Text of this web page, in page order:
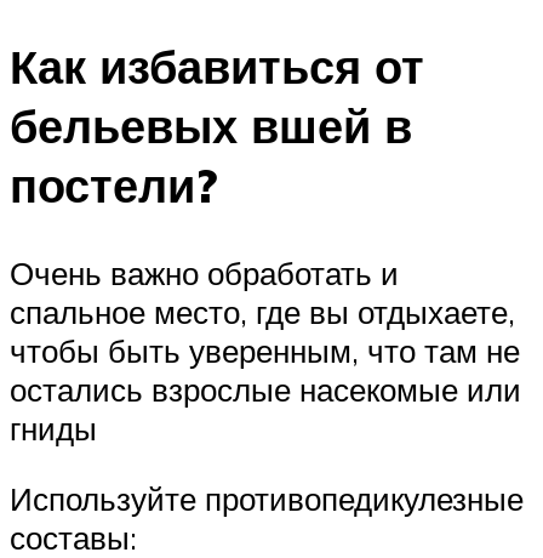
Как избавиться от
бельевых вшей в
постели?
Очень важно обработать и
спальное место, где вы отдыхаете,
чтобы быть уверенным, что там не
остались взрослые насекомые или
гниды
Используйте противопедикулезные
составы: